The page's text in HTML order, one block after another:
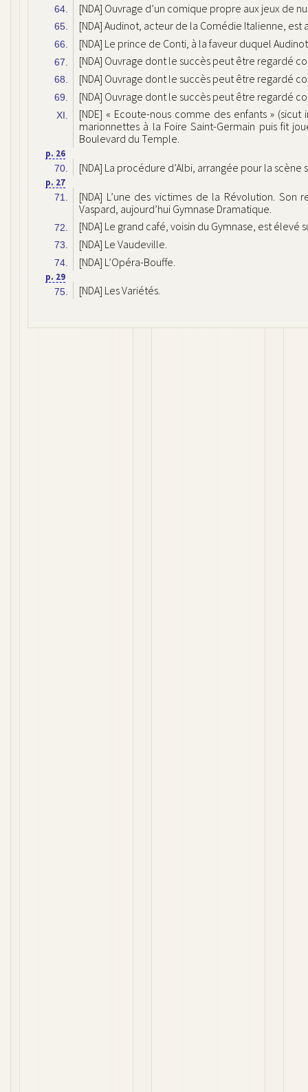
64. [NDA] Ouvrage d’un comique propre aux jeux de
65. [NDA] Audinot, acteur de la Comédie Italienne, est
66. [NDA] Le prince de Conti, à la faveur duquel
67. [NDA] Ouvrage dont le succès peut être regardé
68. [NDA] Ouvrage dont le succès peut être regardé
69. [NDA] Ouvrage dont le succès peut être regardé
XI.
[NDE] « Ecoute-nous comme des enfants »
marionnettes à la Foire Saint-Germain puis fit
Boulevard du Temple.
p. 26
70. [NDA] La procédure d’Albi, arrangée pour la
p. 27
71.
[NDA] L’une des victimes de la Révolution.
Vaspard, aujourd’hui Gymnase Dramatique.
72. [NDA] Le grand café, voisin du Gymnase, est
73. [NDA] Le Vaudeville.
74. [NDA] L’Opéra-Bouffe.
p. 29
75. [NDA] Les Variétés.